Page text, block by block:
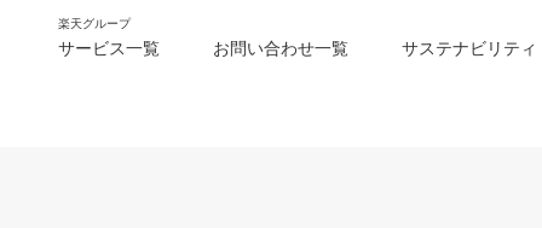
楽天グループ
サービス一覧 お問い合わせ一覧 サステナビリティ